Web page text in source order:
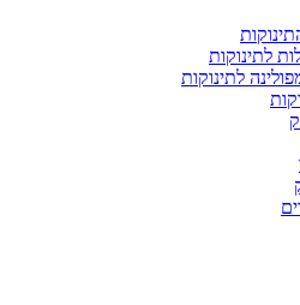
לתינוקות
לתינוקות